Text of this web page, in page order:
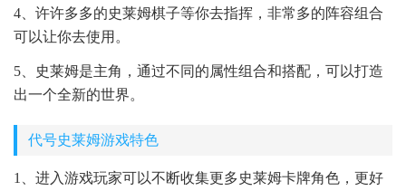
4、许许多多的史莱姆棋子等你去指挥，非常多的阵容组合
可以让你去使用。
5、史莱姆是主角，通过不同的属性组合和搭配，可以打造
出一个全新的世界。
代号史莱姆游戏特色
1、进入游戏玩家可以不断收集更多史莱姆卡牌角色，更好